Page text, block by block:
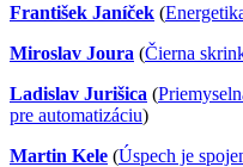
František Janíček (
Miroslav Joura (Čierna
Ladislav Jurišica (
pre automatizáciu)
Martin Kele (Úspech je